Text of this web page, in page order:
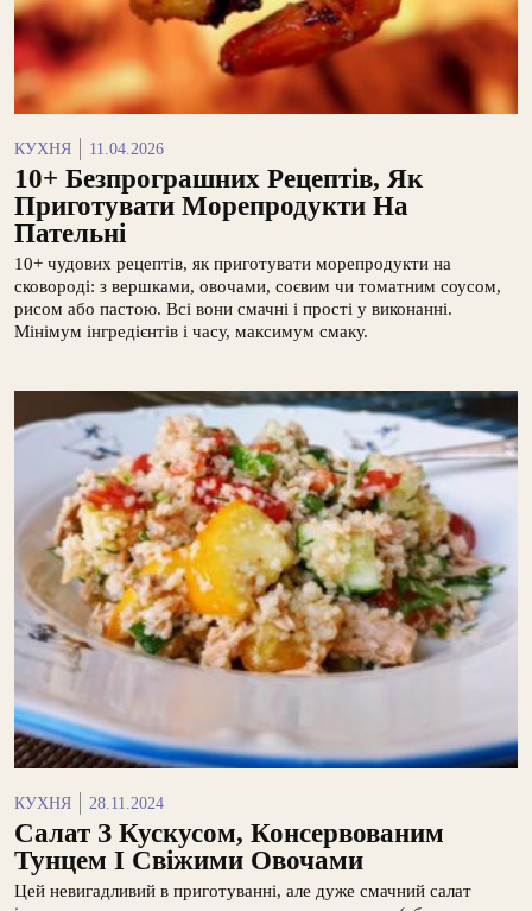
КУХНЯ 11.04.2026
10+ Безпрограшних Рецептів, Як
Приготувати Морепродукти На
Пательні
10+ чудових рецептів, як приготувати морепродукти на
сковороді: з вершками, овочами, соєвим чи томатним соусом,
рисом або пастою. Всі вони смачні і прості у виконанні.
Мінімум інгредієнтів і часу, максимум смаку.
КУХНЯ 28.11.2024
Салат З Кускусом, Консервованим
Тунцем І Свіжими Овочами
Цей невигадливий в приготуванні, але дуже смачний салат